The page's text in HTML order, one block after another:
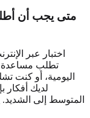
متى يجب أن
اختبار عبر
تطلب مساعدة
اليومية، أو كنت
لديك أفكار
المتوسط إلى الشديد.